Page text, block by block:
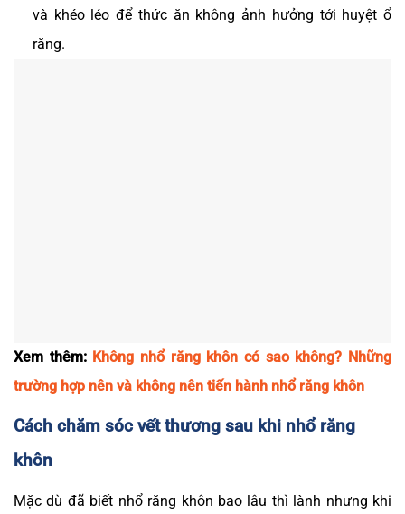
và khéo léo để thức ăn không ảnh hưởng tới huyệt ổ
răng.
Xem thêm: Không nhổ răng khôn có sao không? Những
trường hợp nên và không nên tiến hành nhổ răng khôn
Cách chăm sóc vết thương sau khi nhổ răng
khôn
Mặc dù đã biết nhổ răng khôn bao lâu thì lành nhưng khi